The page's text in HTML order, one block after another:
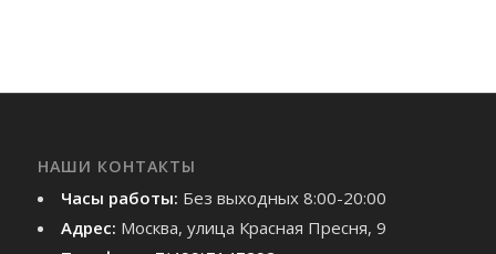
НАШИ КОНТАКТЫ
Часы работы: Без выходных 8:00-20:00
Адрес: Москва, улица Красная Пресня, 9